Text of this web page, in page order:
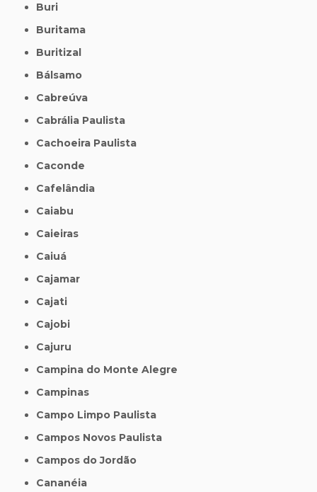
Buri
Buritama
Buritizal
Bálsamo
Cabreúva
Cabrália Paulista
Cachoeira Paulista
Caconde
Cafelândia
Caiabu
Caieiras
Caiuá
Cajamar
Cajati
Cajobi
Cajuru
Campina do Monte Alegre
Campinas
Campo Limpo Paulista
Campos Novos Paulista
Campos do Jordão
Cananéia